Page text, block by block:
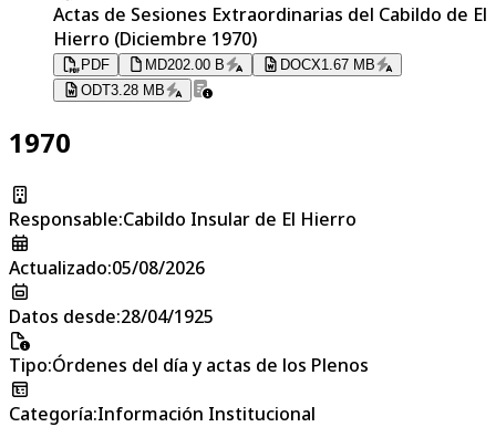
Actas de Sesiones Extraordinarias del Cabildo de El
Hierro (Diciembre 1970)
PDF MD202.00 B DOCX1.67 MB
ODT3.28 MB
1970
Responsable:Cabildo Insular de El Hierro
Actualizado:05/08/2026
Datos desde:28/04/1925
Tipo:Órdenes del día y actas de los Plenos
Categoría:Información Institucional